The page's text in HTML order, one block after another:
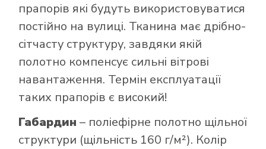
прапорів які будуть використовуватися
постійно на вулиці. Тканина має дрібно-
сітчасту структуру, завдяки якій
полотно компенсує сильні вітрові
навантаження. Термін експлуатації
таких прапорів є високий!
Габардин – поліефірне полотно щільної
структури (щільність 160 г/м²). Колір